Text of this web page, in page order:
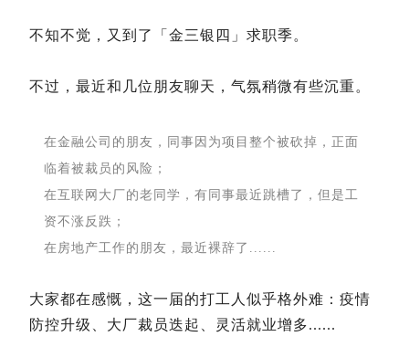
不知不觉，又到了「金三银四」求职季。
不过，最近和几位朋友聊天，气氛稍微有些沉重。
在金融公司的朋友，同事因为项目整个被砍掉，正面
临着被裁员的风险；
在互联网大厂的老同学，有同事最近跳槽了，但是工
资不涨反跌；
在房地产工作的朋友，最近裸辞了......
大家都在感慨，这一届的打工人似乎格外难：疫情
防控升级、大厂裁员迭起、灵活就业增多......